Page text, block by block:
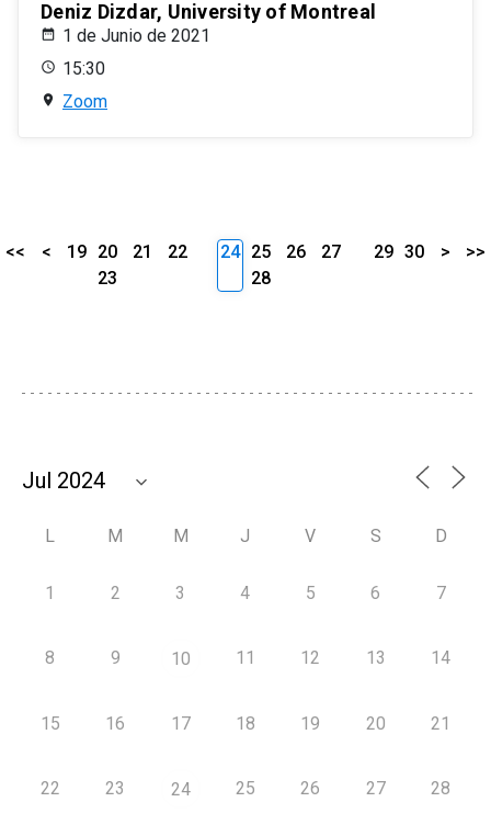
Deniz Dizdar, University of Montreal
1 de Junio de 2021
15:30
Zoom
<< < 19 20 21
22
23
24 25 26
27
28
29 30 > >>
L M M J V S D
1 2 3 4 5 6 7
8 9 10 11 12 13 14
15 16 17 18 19 20 21
22 23 24 25 26 27 28